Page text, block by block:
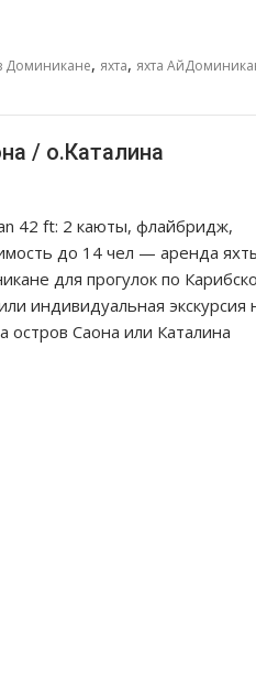
Доминикане, яхта, яхта
/ о.Каталина
42 ft: 2 каюты, флайбридж,
до 14 чел — аренда
для прогулок по
индивидуальная экскурсия
остров Саона или Каталина